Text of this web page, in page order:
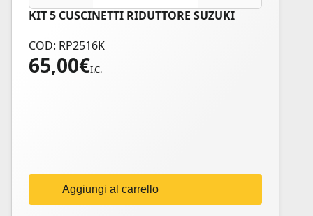
KIT 5 CUSCINETTI RIDUTTORE SUZUKI
COD: RP2516K
65,00€I.C.
Aggiungi al carrello